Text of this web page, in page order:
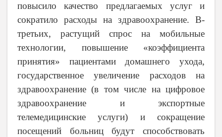
повысило качество предлагаемых услуг и
сократило расходы на здравоохранение. В-
третьих, растущий спрос на мобильные
технологии, повышение «коэффициента
принятия» пациентами домашнего ухода,
государственное увеличение расходов на
здравоохранение (в том числе на цифровое
здравоохранение и экспортные
телемедицинские услуги) и сокращение
посещений больниц будут способствовать